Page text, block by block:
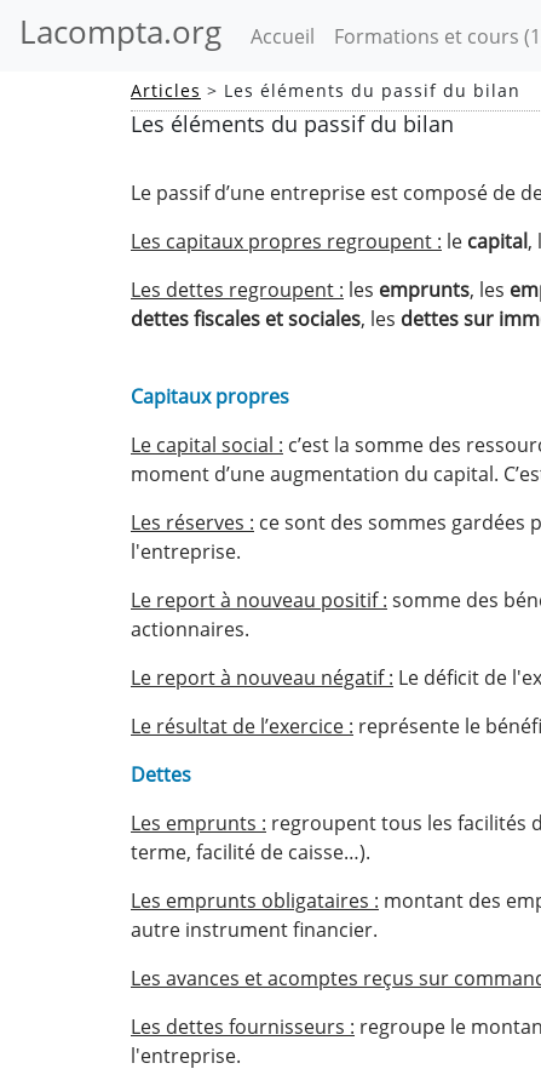
Lacompta.org Accueil (current)
Formations et cours
Articles > Les éléments du passif du bilan
Les éléments du passif du bilan
Le passif d’une entreprise est composé de
Les capitaux propres regroupent : le capital,
Les dettes regroupent : les emprunts, les
dettes fiscales et sociales, les dettes sur
Capitaux propres
Le capital social : c’est la somme des
moment d’une augmentation du capital.
Les réserves : ce sont des sommes gardées
l'entreprise.
Le report à nouveau positif : somme des
actionnaires.
Le report à nouveau négatif : Le déficit de
Le résultat de l’exercice : représente le
Dettes
Les emprunts : regroupent tous les facilités
terme, facilité de caisse…).
Les emprunts obligataires : montant des
autre instrument financier.
Les avances et acomptes reçus sur
Les dettes fournisseurs : regroupe le
l'entreprise.